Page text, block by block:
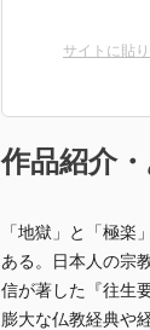
サイトに貼
作品紹介
「地獄」と「極
ある。日本人の宗
信が著した『往生
膨大な仏教経典や